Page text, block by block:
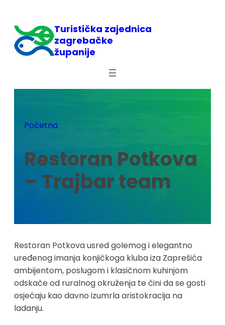
sadržaja
Turistička zajednica
zagrebačke
županije
Početna
Restoran Potkova
– Trajbar team
Restoran Potkova usred golemog i elegantno
uređenog imanja konjičkoga kluba iza Zaprešića
ambijentom, poslugom i klasičnom kuhinjom
odskače od ruralnog okruženja te čini da se gosti
osjećaju kao davno izumrla aristokracija na
ladanju.